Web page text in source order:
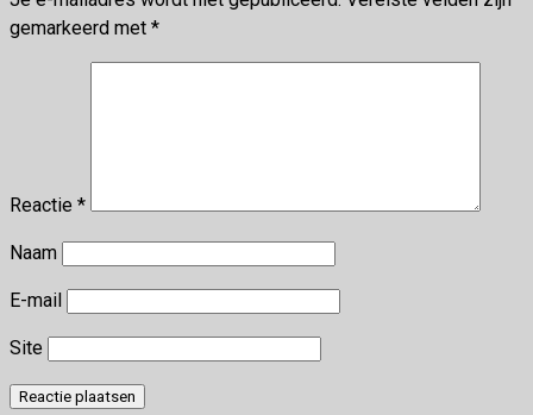
gemarkeerd met *
Reactie *
Naam
E-mail
Site